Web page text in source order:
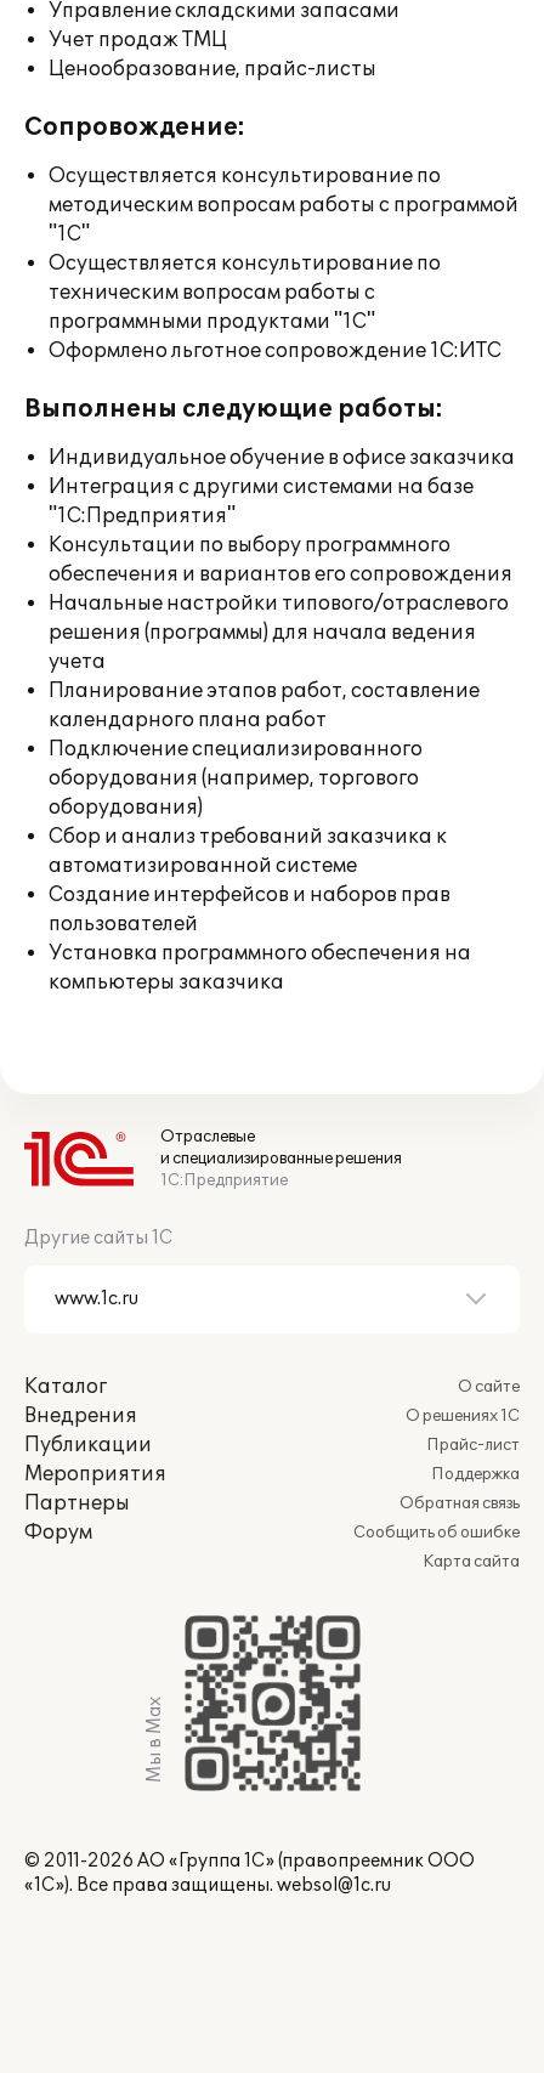
Управление складскими запасами
Учет продаж ТМЦ
Ценообразование, прайс-листы
Сопровождение:
Осуществляется консультирование по
методическим вопросам работы с программой
"1С"
Осуществляется консультирование по
техническим вопросам работы с
программными продуктами "1С"
Оформлено льготное сопровождение 1С:ИТС
Выполнены следующие работы:
Индивидуальное обучение в офисе заказчика
Интеграция с другими системами на базе
"1С:Предприятия"
Консультации по выбору программного
обеспечения и вариантов его сопровождения
Начальные настройки типового/отраслевого
решения (программы) для начала ведения
учета
Планирование этапов работ, составление
календарного плана работ
Подключение специализированного
оборудования (например, торгового
оборудования)
Сбор и анализ требований заказчика к
автоматизированной системе
Создание интерфейсов и наборов прав
пользователей
Установка программного обеспечения на
компьютеры заказчика
Отраслевые
и специализированные решения
1С:Предприятие
Другие сайты 1С
Каталог
Внедрения
Публикации
Мероприятия
Партнеры
Форум
О сайте
О решениях 1С
Прайс-лист
Поддержка
Обратная связь
Сообщить об ошибке
Карта сайта
Мы в Max
© 2011-2026 АО «Группа 1С» (правопреемник ООО
«1С»). Все права защищены. websol@1c.ru